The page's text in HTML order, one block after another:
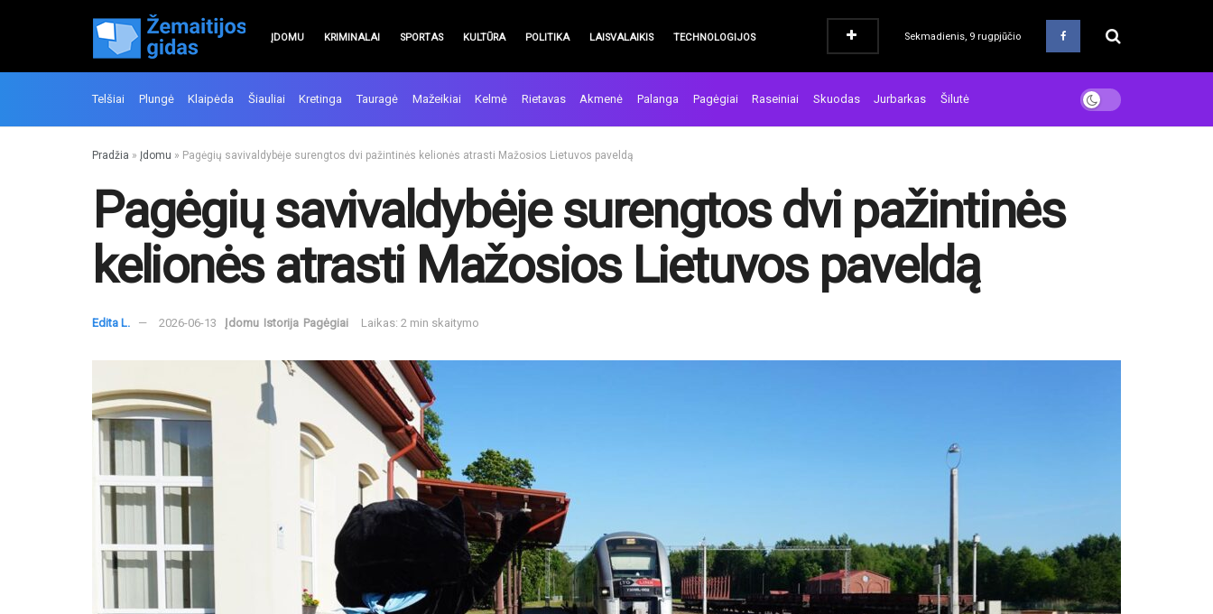
ĮDOMU KRIMINALAI SPORTAS KULTŪRA POLITIKA LAISVALAIKIS TECHNOLOGIJOS Sekmadienis, 9 rugpjūčio
Telšiai Plungė Klaipėda Šiauliai Kretinga Tauragė Mažeikiai Kelmė Rietavas Akmenė Palanga Pagėgiai Raseiniai Skuodas Jurbarkas Šilutė
Pradžia » Įdomu » Pagėgių savivaldybėje surengtos dvi pažintinės kelionės atrasti Mažosios Lietuvos paveldą
Pagėgių savivaldybėje surengtos dvi pažintinės
kelionės atrasti Mažosios Lietuvos paveldą
Edita L. 2026-06-13 Įdomu Istorija Pagėgiai Laikas: 2 min skaitymo